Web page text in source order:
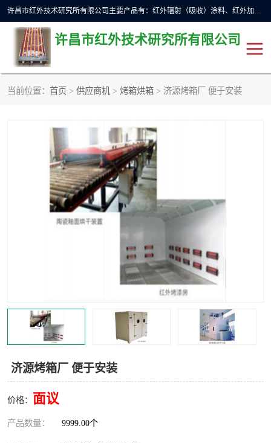
许昌市红外技术研究所有限公司主要产品有：红外辐射（吸收）涂料、红外加热元件、红外辐射加热模块（板）、红外辐射加热炉（箱）、快速红外辐射加热器、系列高端红外加热实验设备、系列红外加热控制器等。
许昌市红外技术研究所有限公司
当前位置： 首页 > 供应商机 > 烤箱烘箱 > 济源烤箱厂 便于安装
济源烤箱厂 便于安装
价格： 面议
产品数量： 9999.00个
红外辐射涂料 红外辐射加热器
红外辐射加热模块 定制红外加热实验设备
红外加热元件 红外辐射吸收涂料
高端红外加热实验设备 电工电气
红外加热控制器
热环境试验设备
红外辐射表面材料 定波长红外辐射加热器
快速红外辐射聚焦炉
热风装置
碳纤维红外辐射加热管